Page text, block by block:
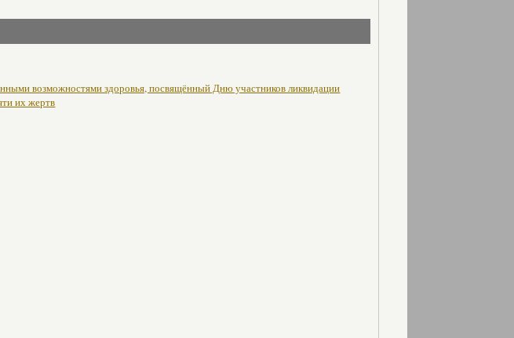
возможностями здоровья, посвящённый Дню участников ликвидации
их жертв